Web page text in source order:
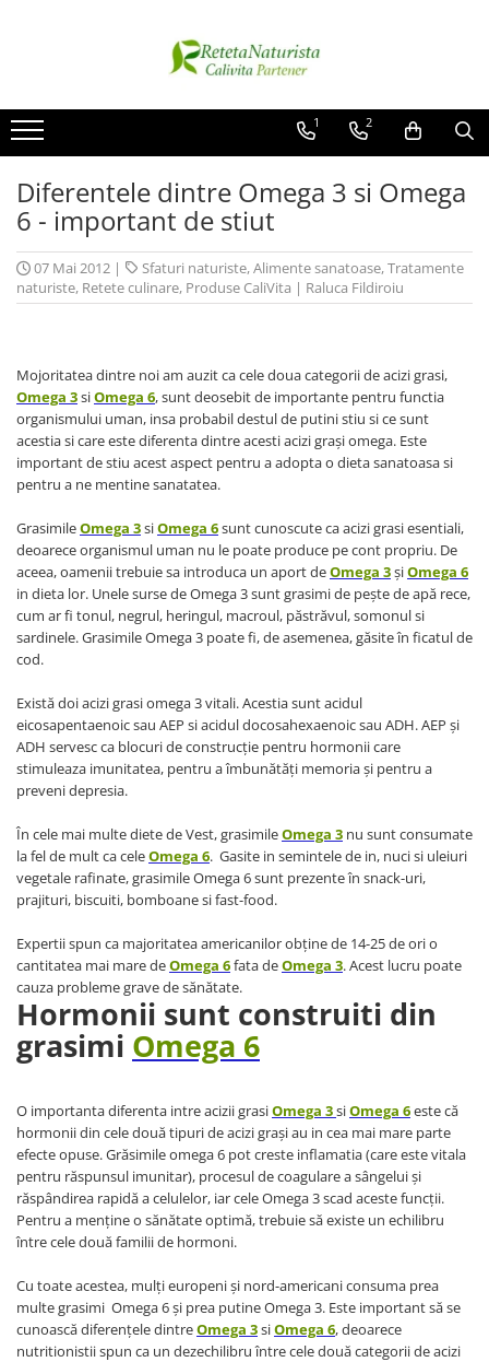
Categorii Populare
Antivirale / Antigripale
Antistress / Stare depresie
Pentru Digestie
Slabit / Obezitate / Celulita
Vitamine / Multivitamine
Vitamine
Contact / Despre Noi
Contact
Despre noi
Livrare
1 2
Diferentele dintre Omega 3 si Omega
6 - important de stiut
07 Mai 2012 | Sfaturi naturiste,Alimente sanatoase,Tratamente
naturiste, Retete culinare, Produse CaliVita | Raluca Fildiroiu
Mojoritatea dintre noi am auzit ca cele doua categorii de acizi grasi,
Omega 3siOmega 6, sunt deosebit de importante pentru functia
organismului uman, insa probabil destul de putini stiu si ce sunt
acestia si care este diferenta dintre acesti acizi graşi omega. Este
important de stiu acest aspect pentru a adopta o dieta sanatoasa si
pentru a ne mentine sanatatea.
GrasimileOmega 3siOmega 6sunt cunoscute ca acizi grasi esentiali,
deoarece organismul uman nu le poate produce pe cont propriu. De
aceea, oamenii trebuie sa introduca un aport deOmega 3şiOmega 6
in dieta lor. Unele surse de Omega 3 sunt grasimi de peşte de apă rece,
cum ar fi tonul, negrul, heringul, macroul, păstrăvul, somonul si
sardinele. Grasimile Omega 3 poate fi, de asemenea, găsite în ficatul de
cod.
Există doi acizi grasi omega 3 vitali. Acestia sunt acidul
eicosapentaenoic sau AEP si acidul docosahexaenoic sau ADH. AEP şi
ADH servesc ca blocuri de construcţie pentru hormonii care
stimuleaza imunitatea, pentru a îmbunătăţi memoria şi pentru a
preveni depresia.
În cele mai multe diete de Vest, grasimileOmega 3 nu sunt consumate
la fel de mult ca celeOmega 6. Gasite in semintele de in, nuci si uleiuri
vegetale rafinate, grasimile Omega 6 sunt prezente în snack-uri,
prajituri, biscuiti, bomboane si fast-food.
Expertii spun ca majoritatea americanilor obţine de 14-25 de ori o
cantitatea mai mare deOmega 6fata deOmega 3. Acest lucru poate
cauza probleme grave de sănătate.
Hormonii sunt construiti din
grasimi Omega 6
O importanta diferenta intre acizii grasiOmega 3siOmega 6este că
hormonii din cele două tipuri de acizi graşi au in cea mai mare parte
efecte opuse. Grăsimile omega 6 pot creste inflamatia (care este vitala
pentru răspunsul imunitar), procesul de coagulare a sângelui şi
răspândirea rapidă a celulelor, iar cele Omega 3 scad aceste funcţii.
Pentru a menţine o sănătate optimă, trebuie să existe un echilibru
între cele două familii de hormoni.
Cu toate acestea, mulţi europeni şi nord-americani consuma prea
multe grasimi Omega 6 şi prea putine Omega 3. Este important să se
cunoască diferenţele dintreOmega 3siOmega 6, deoarece
nutritionistii spun ca un dezechilibru între cele două categorii de acizi